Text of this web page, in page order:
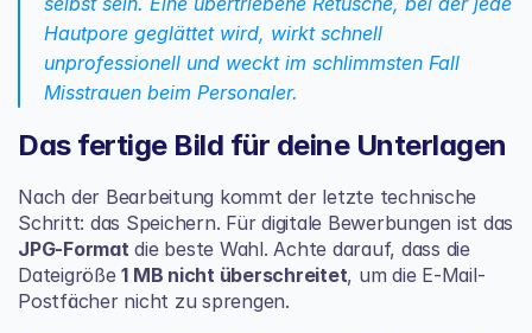
Hautpore geglättet wird, wirkt schnell
unprofessionell und weckt im schlimmsten Fall
Misstrauen beim Personaler.
Das fertige Bild für deine Unterlagen
Nach der Bearbeitung kommt der letzte technische
JPG-Format die beste Wahl. Achte darauf, dass die
Dateigröße 1 MB nicht überschreitet, um die E-Mail-
Postfächer nicht zu sprengen.